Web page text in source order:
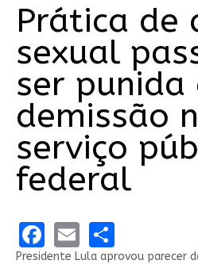
Prática de
sexual
ser punida
demissão
serviço
federal
Facebook
EmailShare
Presidente Lula aprovou parecer